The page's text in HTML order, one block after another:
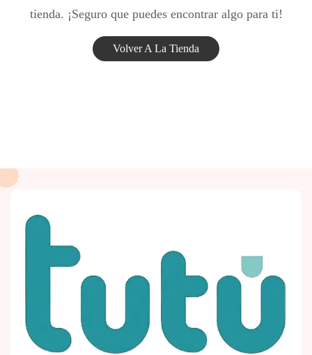
tienda. ¡Seguro que puedes encontrar algo para ti!
Volver A La Tienda